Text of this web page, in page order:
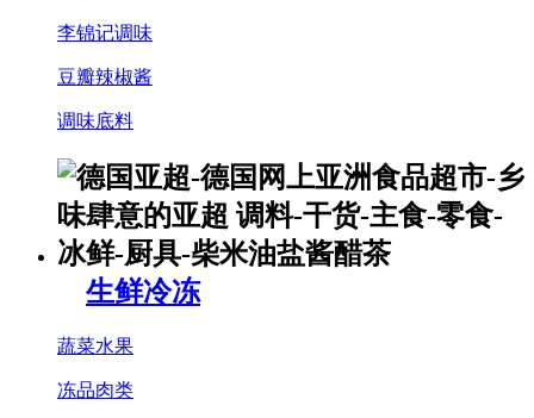
李锦记调味
豆瓣辣椒酱
调味底料
生鲜冷冻
蔬菜水果
冻品肉类